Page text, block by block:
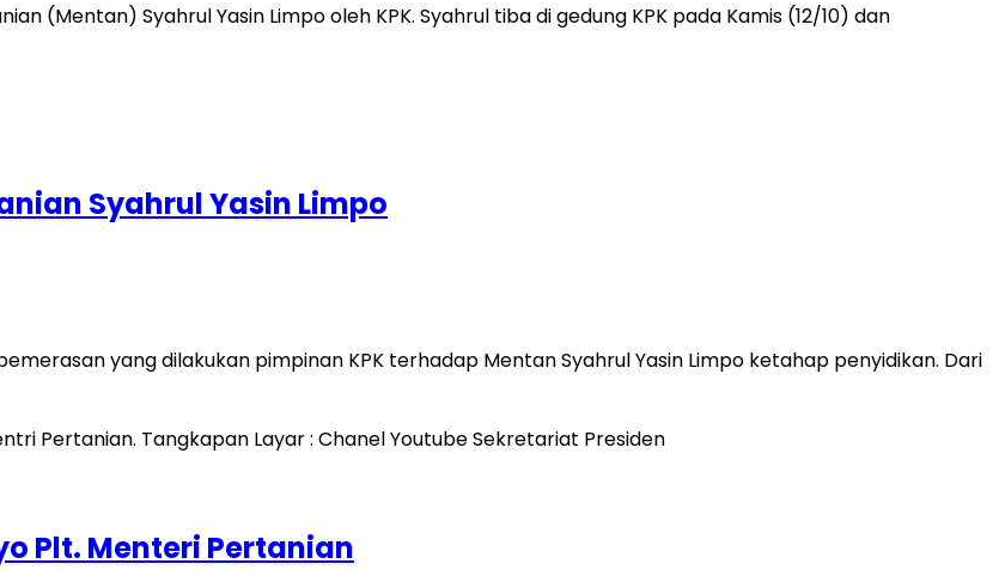
(Mentan) Syahrul Yasin Limpo oleh KPK. Syahrul tiba di gedung KPK pada Kamis (12/10) dan
Syahrul Yasin Limpo
yang dilakukan pimpinan KPK terhadap Mentan Syahrul Yasin Limpo ketahap penyidikan. Dari
Plt. Menteri Pertanian